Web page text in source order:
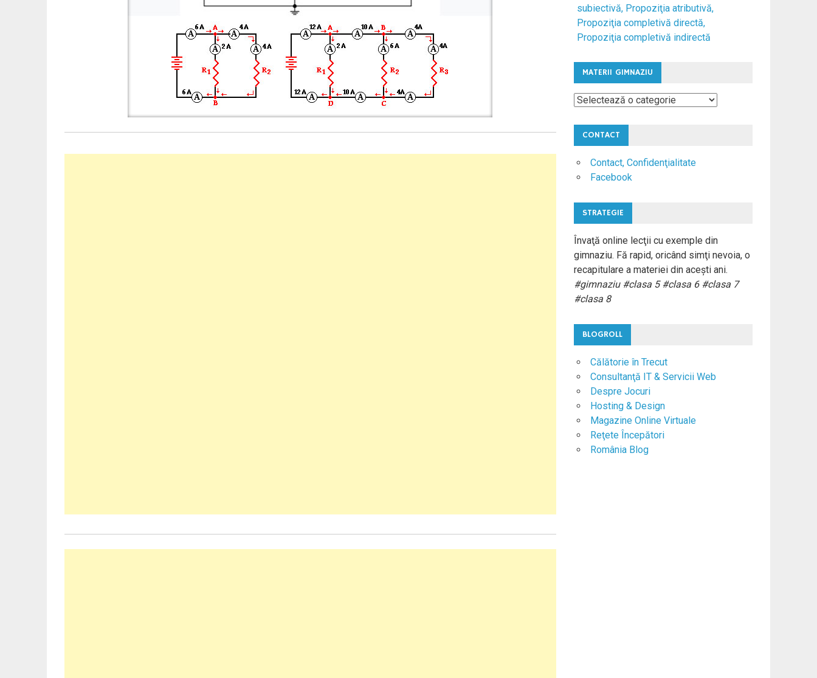
subiectivă, Propoziţia atributivă,
Propoziţia completivă directă,
Propoziţia completivă indirectă
MATERII GIMNAZIU
Materii
CONTACT
Contact, Confidenţialitate
Facebook
STRATEGIE
Învaţă online lecţii cu exemple din
gimnaziu. Fă rapid, oricând simţi nevoia, o
recapitulare a materiei din aceşti ani.
#gimnaziu #clasa 5 #clasa 6 #clasa 7
#clasa 8
BLOGROLL
Călătorie în Trecut
Consultanţă IT & Servicii Web
Despre Jocuri
Hosting & Design
Magazine Online Virtuale
Reţete Începători
România Blog